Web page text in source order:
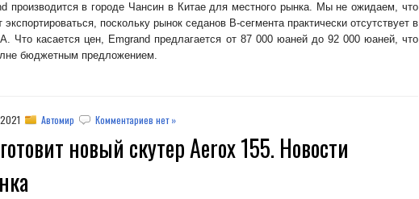
производится в городе Чансин в Китае для местного рынка. Мы не ожидаем, что
поскольку рынок седанов B-сегмента практически отсутствует в
Что касается цен, Emgrand предлагается от 87 000 юаней до 92 000 юаней, что
бюджетным предложением.
Автомир Комментариев нет »
новый скутер Aerox 155. Новости